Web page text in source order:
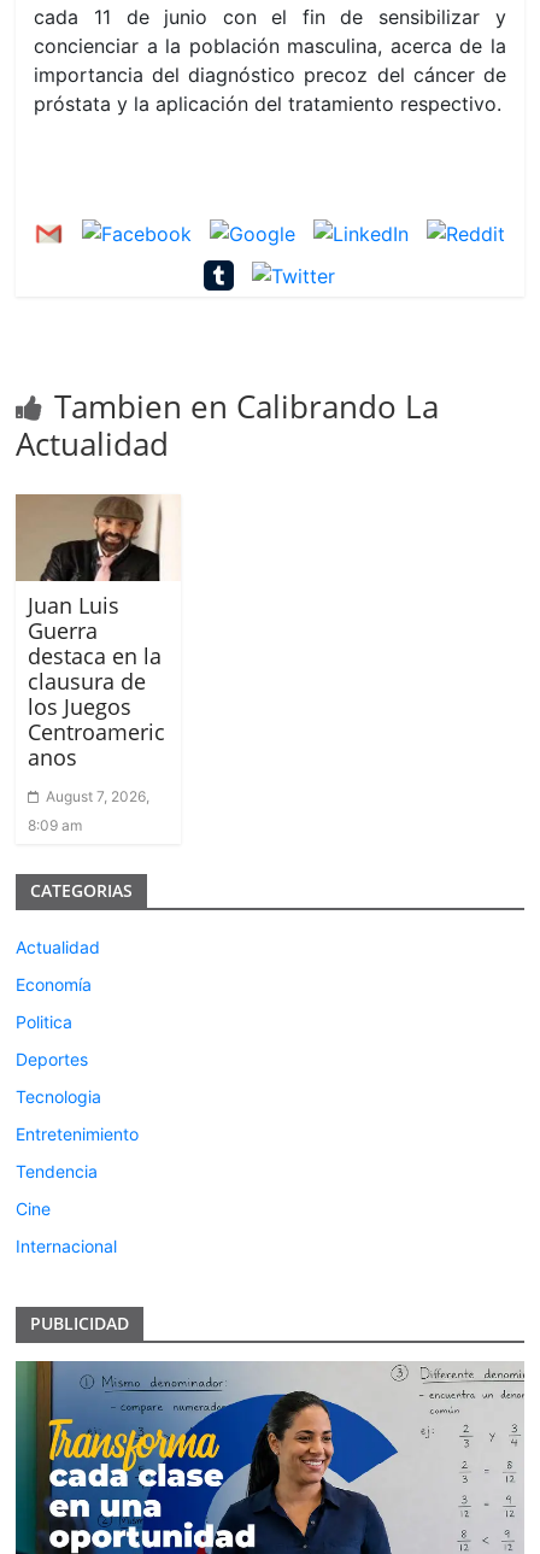
cada 11 de junio con el fin de sensibilizar y
concienciar a la población masculina, acerca de la
importancia del diagnóstico precoz del cáncer de
próstata y la aplicación del tratamiento respectivo.
Tambien en Calibrando La
Actualidad
Juan Luis
Guerra
destaca en la
clausura de
los Juegos
Centroameric
anos
August 7, 2026,
8:09 am
CATEGORIAS
Actualidad
Economía
Politica
Deportes
Tecnologia
Entretenimiento
Tendencia
Cine
Internacional
PUBLICIDAD